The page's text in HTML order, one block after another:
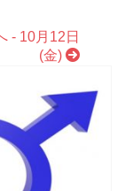
- 10月12日
(金)